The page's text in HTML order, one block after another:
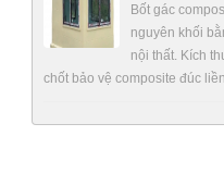
Bốt gác
nguyên khối
nội thất. Kích
chốt bảo vệ composite đúc